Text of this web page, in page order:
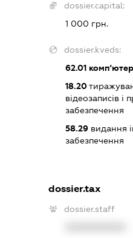
dossier.capital:
1 000 грн.
dossier.kveds:
62.01
18.20
відеозаписів і
забезпечення
58.29 видання
забезпечення
dossier.tax
dossier.staff